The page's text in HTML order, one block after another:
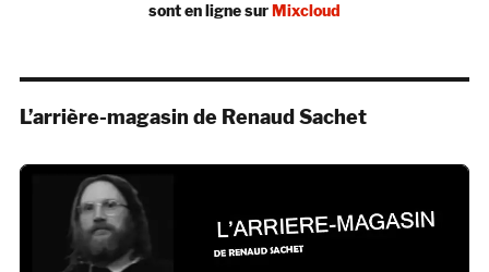
sont en ligne surMixcloud
L’arrière-magasin de Renaud Sachet